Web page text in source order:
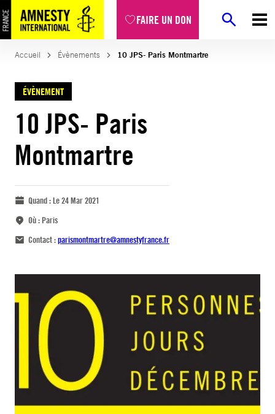
FAIRE UN DON
Accueil Évènements 10 JPS- Paris Montmartre
ÉVÈNEMENT
10 JPS- Paris
Montmartre
Quand :Le 24 Mar 2021
Où :Paris
Contact :parismontmartre@amnestyfrance.fr